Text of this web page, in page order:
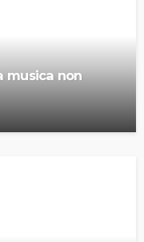
musica non